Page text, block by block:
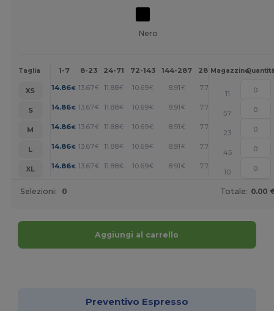
Nero
Taglia 1-7 8-23 24-71 72-143 144-287 288 + Altri
Magazzino
XS 14.86€ 13.67€ 11.88€ 10.69€ 8.91€ 7.72
11
S
14.86€ 13.67€ 11.88€ 10.69€ 8.91€ 7.72 +
57
M
14.86€ 13.67€ 11.88€ 10.69€ 8.91€ 7.72 +
23
L
14.86€ 13.67€ 11.88€ 10.69€ 8.91€ 7.72 +
45
XL
14.86€ 13.67€ 11.88€ 10.69€ 8.91€ 7.72 +
10
Selezioni: 0 Totale: 0.00
Aggiungi al carrello
Preventivo Espresso